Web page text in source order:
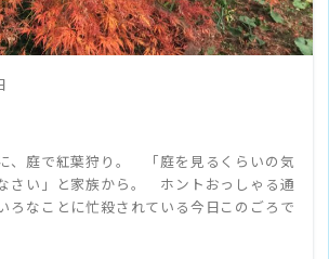
、庭で紅葉狩り。 「庭を見るくらいの気
さい」と家族から。 ホントおっしゃる通
なことに忙殺されている今日このごろで